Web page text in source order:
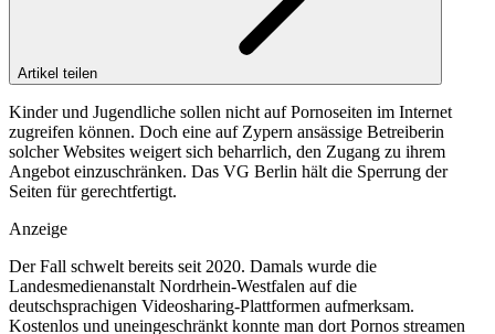
Artikel teilen
Kinder und Jugendliche sollen nicht auf Pornoseiten im Internet
zugreifen können. Doch eine auf Zypern ansässige Betreiberin
solcher Websites weigert sich beharrlich, den Zugang zu ihrem
Angebot einzuschränken. Das VG Berlin hält die Sperrung der
Seiten für gerechtfertigt.
Anzeige
Der Fall schwelt bereits seit 2020. Damals wurde die
Landesmedienanstalt Nordrhein-Westfalen auf die
deutschsprachigen Videosharing-Plattformen aufmerksam.
Kostenlos und uneingeschränkt konnte man dort Pornos streamen